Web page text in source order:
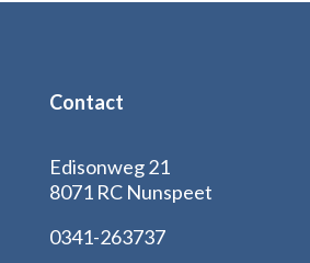
Contact
Edisonweg 21
8071 RC Nunspeet
0341-263737